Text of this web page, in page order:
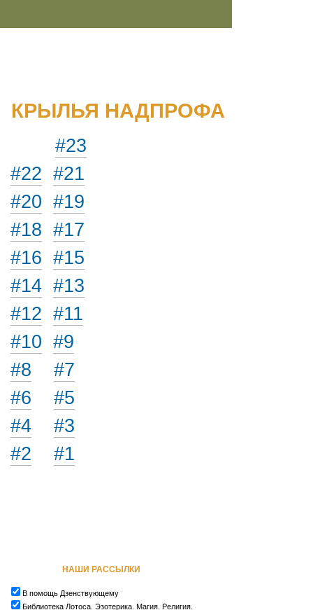
КРЫЛЬЯ НАДПРОФА
#23
#22 #21
#20 #19
#18 #17
#16 #15
#14 #13
#12 #11
#10 #9
#8
#7
#6
#5
#4
#3
#2
#1
НАШИ РАССЫЛКИ
В помощь Дзенствующему
Библиотека Лотоса. Эзотерика. Магия. Религия.